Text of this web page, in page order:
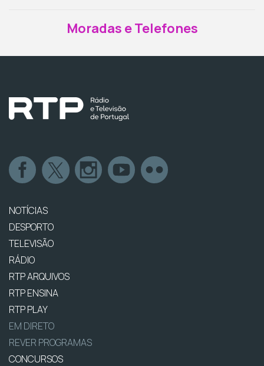
Moradas e Telefones
NOTÍCIAS
DESPORTO
TELEVISÃO
RÁDIO
RTP ARQUIVOS
RTP ENSINA
RTP PLAY
EM DIRETO
REVER PROGRAMAS
CONCURSOS